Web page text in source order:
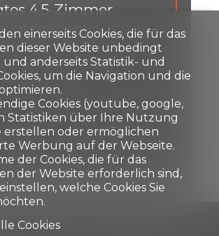
4.5-Zimmer-
mit
Hitzkirch
229 m² 4.5 2 3
verkaufen
einerseits Cookies, die für das
dieser Website unbedingt
anderseits Statistik- und
um die Navigation und die
Cookies (youtube, google,
Statistiken über Ihre Nutzung
erstellen oder ermöglichen
Werbung auf der Webseite.
der Cookies, die für das
der Website erforderlich sind,
welche Cookies Sie
Cookies